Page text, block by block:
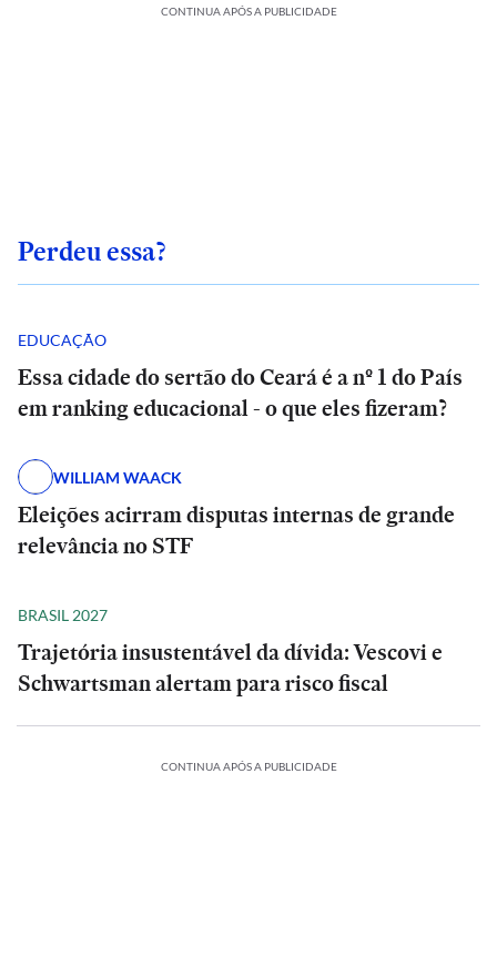
CONTINUA APÓS A PUBLICIDADE
Perdeu essa?
EDUCAÇÃO
Essa cidade do sertão do Ceará é a nº 1 do País
em ranking educacional - o que eles fizeram?
WILLIAM WAACK
Eleições acirram disputas internas de grande
relevância no STF
BRASIL 2027
Trajetória insustentável da dívida: Vescovi e
Schwartsman alertam para risco fiscal
CONTINUA APÓS A PUBLICIDADE